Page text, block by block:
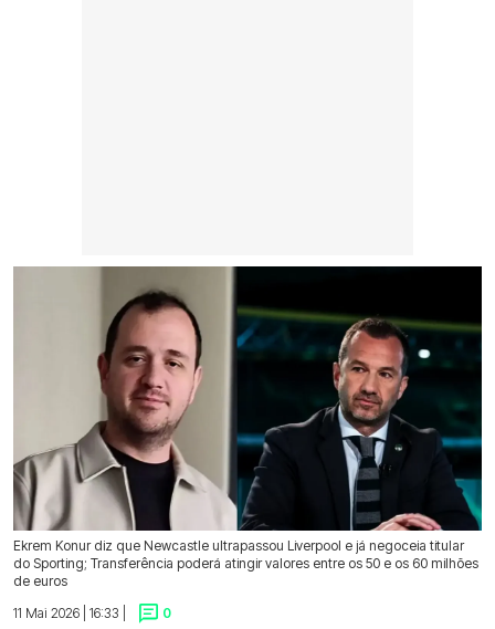
Ekrem Konur diz que Newcastle ultrapassou Liverpool e já negoceia titular
do Sporting; Transferência poderá atingir valores entre os 50 e os 60 milhões
de euros
11 Mai 2026 | 16:33 |
0